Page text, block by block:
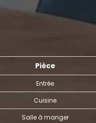
Pièce
Entrée
Cuisine
Salle à manger